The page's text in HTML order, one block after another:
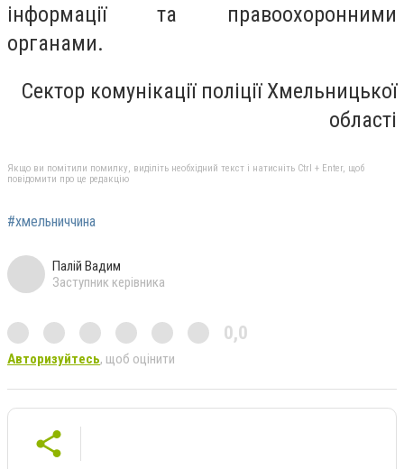
інформації та правоохоронними
органами.
Сектор комунікації поліції Хмельницької
області
Якщо ви помітили помилку, виділіть необхідний текст і натисніть Ctrl + Enter, щоб
повідомити про це редакцію
#хмельниччина
Палій Вадим
Заступник керівника
0,0
Авторизуйтесь, щоб оцінити